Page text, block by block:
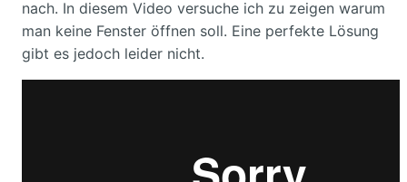
nach. In diesem Video versuche ich zu zeigen warum
man keine Fenster öffnen soll. Eine perfekte Lösung
gibt es jedoch leider nicht.